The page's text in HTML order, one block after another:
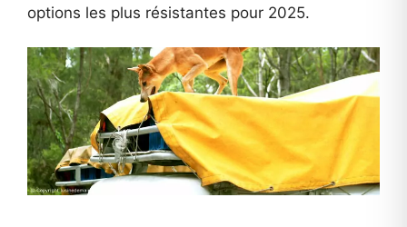
options les plus résistantes pour 2025.